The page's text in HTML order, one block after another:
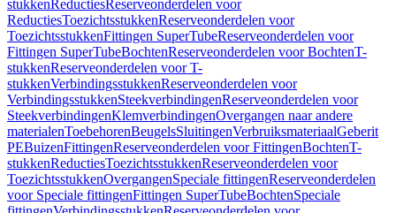
stukkenReductiesReserveonderdelen voor
ReductiesToezichtsstukkenReserveonderdelen voor
ToezichtsstukkenFittingen SuperTubeReserveonderdelen voor
Fittingen SuperTubeBochtenReserveonderdelen voor BochtenT-
stukkenReserveonderdelen voor T-
stukkenVerbindingsstukkenReserveonderdelen voor
VerbindingsstukkenSteekverbindingenReserveonderdelen voor
SteekverbindingenKlemverbindingenOvergangen naar andere
materialenToebehorenBeugelsSluitingenVerbruiksmateriaalGeberit
PEBuizenFittingenReserveonderdelen voor FittingenBochtenT-
stukkenReductiesToezichtsstukkenReserveonderdelen voor
ToezichtsstukkenOvergangenSpeciale fittingenReserveonderdelen
voor Speciale fittingenFittingen SuperTubeBochtenSpeciale